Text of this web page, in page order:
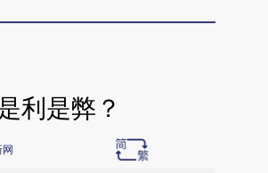
利是弊？
网